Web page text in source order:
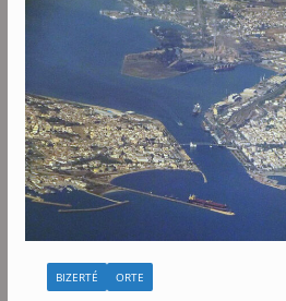
BIZERTÉ ORTE